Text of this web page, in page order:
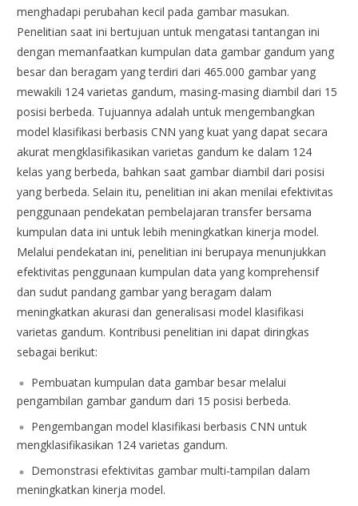
menghadapi perubahan kecil pada gambar masukan.
Penelitian saat ini bertujuan untuk mengatasi tantangan ini
dengan memanfaatkan kumpulan data gambar gandum yang
besar dan beragam yang terdiri dari 465.000 gambar yang
mewakili 124 varietas gandum, masing-masing diambil dari 15
posisi berbeda. Tujuannya adalah untuk mengembangkan
model klasifikasi berbasis CNN yang kuat yang dapat secara
akurat mengklasifikasikan varietas gandum ke dalam 124
kelas yang berbeda, bahkan saat gambar diambil dari posisi
yang berbeda. Selain itu, penelitian ini akan menilai efektivitas
penggunaan pendekatan pembelajaran transfer bersama
kumpulan data ini untuk lebih meningkatkan kinerja model.
Melalui pendekatan ini, penelitian ini berupaya menunjukkan
efektivitas penggunaan kumpulan data yang komprehensif
dan sudut pandang gambar yang beragam dalam
meningkatkan akurasi dan generalisasi model klasifikasi
varietas gandum. Kontribusi penelitian ini dapat diringkas
sebagai berikut:
Pembuatan kumpulan data gambar besar melalui
pengambilan gambar gandum dari 15 posisi berbeda.
Pengembangan model klasifikasi berbasis CNN untuk
mengklasifikasikan 124 varietas gandum.
Demonstrasi efektivitas gambar multi-tampilan dalam
meningkatkan kinerja model.